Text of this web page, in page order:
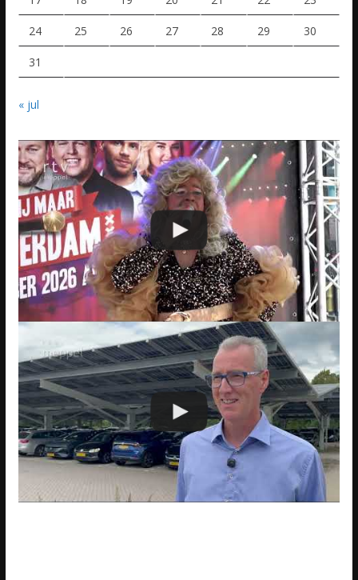
24 25 26 27 28 29 30
31
« jul